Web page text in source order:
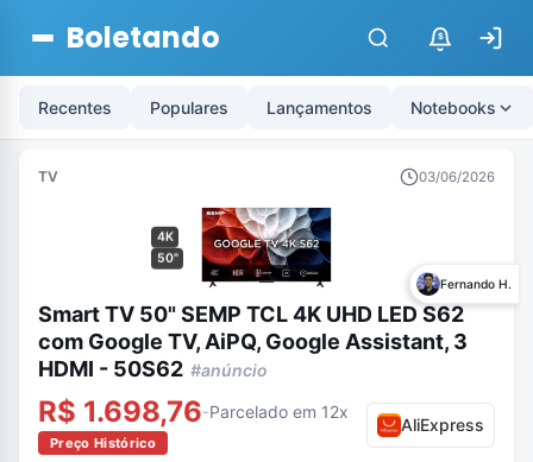
Boletando $
Recentes Populares Lançamentos Notebooks
TV 03/06/2026
4K
50"
Fernando H.
Smart TV 50" SEMP TCL 4K UHD LED S62
com Google TV, AiPQ, Google Assistant, 3
HDMI - 50S62 #anúncio
R$ 1.698,76-Parcelado em 12x
Preço Histórico
AliExpress